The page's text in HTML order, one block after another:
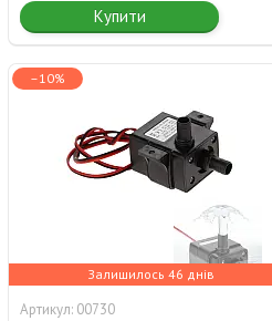
Купити
–10%
Залишилось 46 днів
00730